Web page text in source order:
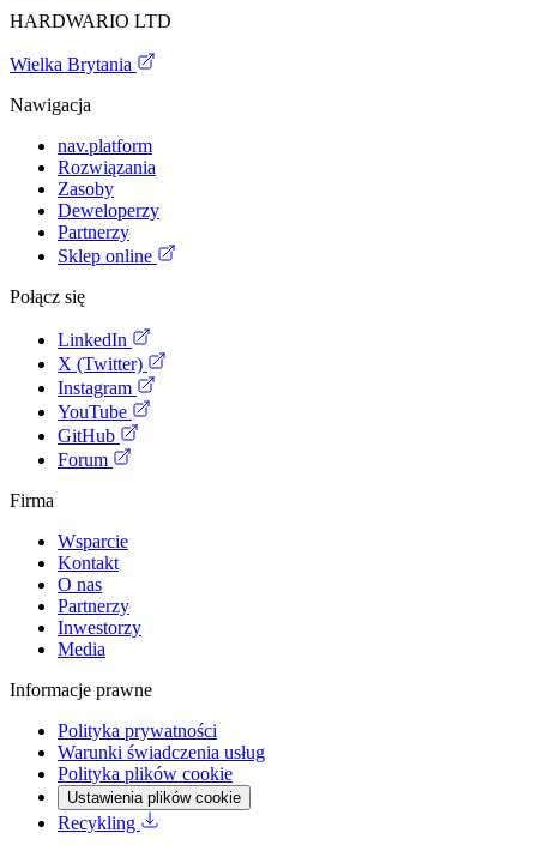
HARDWARIO LTD
Wielka Brytania
Nawigacja
nav.platform
Rozwiązania
Zasoby
Deweloperzy
Partnerzy
Sklep online
Połącz się
LinkedIn
X (Twitter)
Instagram
YouTube
GitHub
Forum
Firma
Wsparcie
Kontakt
O nas
Partnerzy
Inwestorzy
Media
Informacje prawne
Polityka prywatności
Warunki świadczenia usług
Polityka plików cookie
Ustawienia plików cookie
Recykling